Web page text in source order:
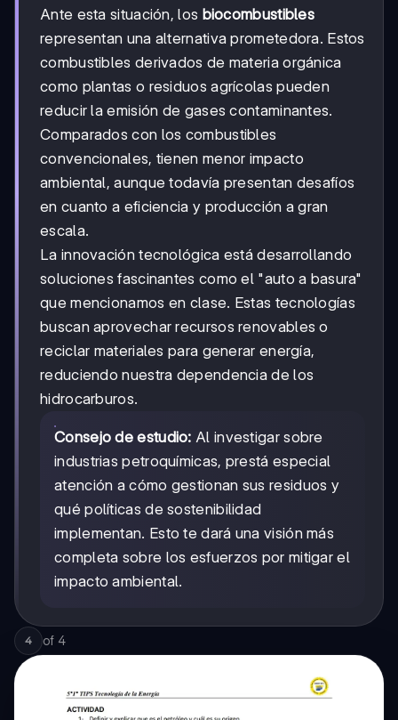
Ante esta situación, los biocombustibles
representan una alternativa prometedora. Estos
combustibles derivados de materia orgánica
como plantas o residuos agrícolas pueden
reducir la emisión de gases contaminantes.
Comparados con los combustibles
convencionales, tienen menor impacto
ambiental, aunque todavía presentan desafíos
en cuanto a eficiencia y producción a gran
escala.
La innovación tecnológica está desarrollando
soluciones fascinantes como el "auto a basura"
que mencionamos en clase. Estas tecnologías
buscan aprovechar recursos renovables o
reciclar materiales para generar energía,
reduciendo nuestra dependencia de los
hidrocarburos.
Consejo de estudio: Al investigar sobre
industrias petroquímicas, prestá especial
atención a cómo gestionan sus residuos y
qué políticas de sostenibilidad
implementan. Esto te dará una visión más
completa sobre los esfuerzos por mitigar el
impacto ambiental.
4 of 4